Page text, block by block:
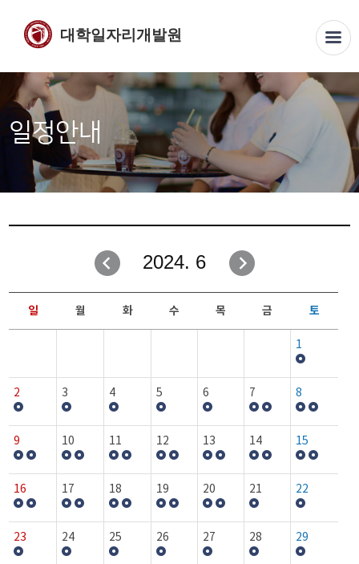
대학일자리개발원
일정안내
2024. 6
일 월 화 수 목 금 토
1
2 3 4 5 6 7 8
9 10 11 12 13 14 15
16 17 18 19 20 21 22
23 24 25 26 27 28 29